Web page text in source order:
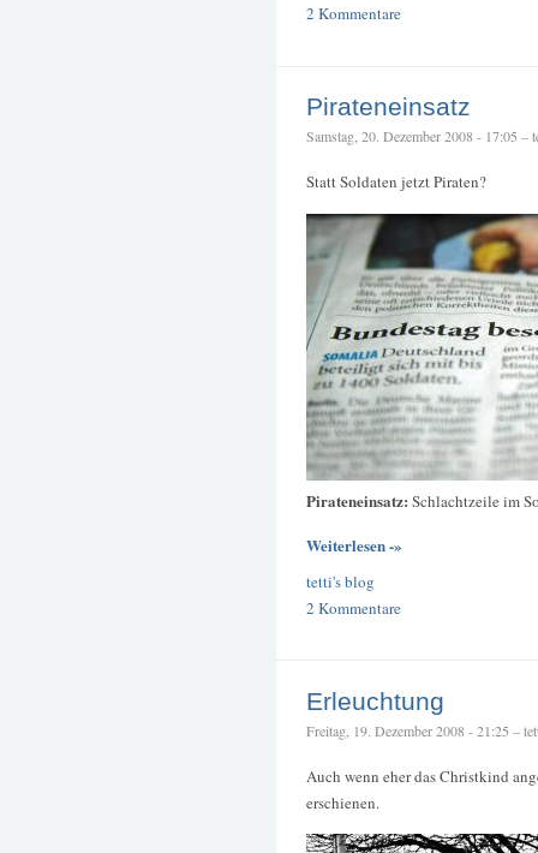
2 Kommentare
Pirateneinsatz
Samstag, 20. Dezember 2008 - 17:05 –
Statt Soldaten jetzt Piraten?
Pirateneinsatz: Schlachtzeile im
Weiterlesen -»
tetti's blog
2 Kommentare
Erleuchtung
Freitag, 19. Dezember 2008 - 21:25 –
Auch wenn eher das Christkind
erschienen.